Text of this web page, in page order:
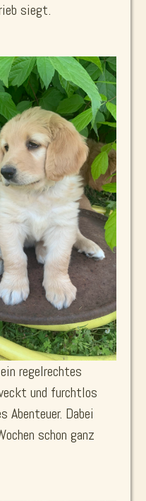
siegt.
regelrechtes
und furchtlos
Dabei
schon ganz